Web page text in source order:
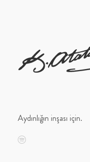
Aydınlığın inşası için.